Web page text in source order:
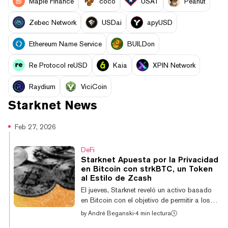
Zebec Network USDai apyUSD
Ethereum Name Service BUILDon
Re Protocol reUSD Kaia XPIN Network
Raydium ViciCoin
Starknet News
Feb 27, 2026
DeFi
Starknet Apuesta por la Privacidad
en Bitcoin con strkBTC, un Token
al Estilo de Zcash
El jueves, Starknet reveló un activo basado
en Bitcoin con el objetivo de permitir a los
usuarios mantener mejor su privacidad en la
by André Beganski·4 min lectura